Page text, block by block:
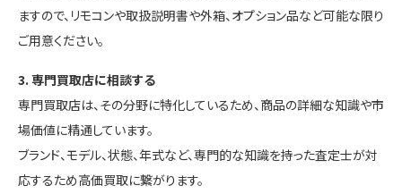
ますので、リモコンや取扱説明書や外箱、オプション品など可能な限り
ご用意ください。
3. 専門買取店に相談する
専門買取店は、その分野に特化しているため、商品の詳細な知識や市
場価値に精通しています。
ブランド、モデル、状態、年式など、専門的な知識を持った査定士が対
応するため高価買取に繋がります。